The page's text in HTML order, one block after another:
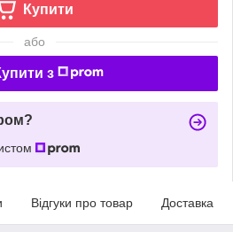
Купити
або
з
Відгуки про товар Доставка